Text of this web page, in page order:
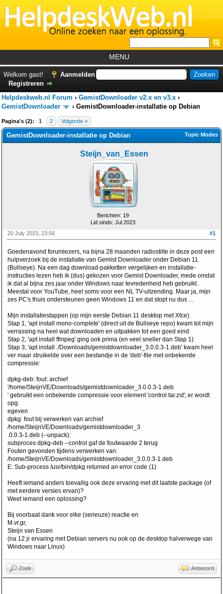
MENU
Foutcodes
GemistDownloader
Forum
Welkom gast!
Aanmelden
Registreren
Helpdeskweb.nl Forum › GemistDownloader v2.x en v3.x ›
GemistDownloader
› GemistDownloader-installatie op Debian
Pagina's (2): 1 2 Volgende »
Topic Modes
GemistDownloader-installatie op Debian
Steijn_van_Essen
Berichten: 19
Lid sinds: Jul 2023
#1
20 July 2023, 23:56
Goedenavond forumlezers, na bijna 28 maanden radiostilte in deze post een
hulpverzoek bij de installatie van Gemist Downloader onder Debian 11
(Bullseye). Na een dag download-pakketten vergelijken en installatie-
instructies lezen heb ik (dus) gekozen voor Gemist Downloader, mede omdat
ik dat al bijna zes jaar onder Windows naar tevredenheid heb gebruikt.
Meestal voor YouTube, heel soms voor een NL TV-uitzending. Maar ja, mijn
zes PC's thuis ondersteunen geen Windows 11 en dat stopt nu dus ...
Mijn installatiestappen (op mijn eerste Debian 11 desktop met Xfce):
Stap 1, 'apt install mono-complete' (direct uit de Bullseye repo) kwam tot mijn
verrassing na heel wat downloaden en uitpakken tot een goed eind
Stap 2, 'apt install ffmpeg' ging ook prima (en veel sneller dan Stap 1)
Stap 3, 'apt install ./Downloads/gemistdownloader_3.0.0.3-1.deb' kwam heel
ver maar struikelde over een bestandje in de 'deb'-file met onbekende
compressie:
dpkg-deb: fout: archief
'/home/SteijnVE/Downloads/gemistdownloader_3.0.0.3-1.deb
' gebruikt een onbekende compressie voor element 'control.tar.zst'; er wordt
opg
egeven
dpkg: fout bij verwerken van archief
/home/SteijnVE/Downloads/gemistdownloader_3
.0.0.3-1.deb (--unpack):
subproces dpkg-deb --control gaf de foutwaarde 2 terug
Fouten gevonden tijdens verwerken van:
/home/SteijnVE/Downloads/gemistdownloader_3.0.0.3-1.deb
E: Sub-process /usr/bin/dpkg returned an error code (1)
Heeft iemand anders toevallig ook deze ervaring met dit laatste package (of
met eerdere versies ervan)?
Weet iemand een oplossing?
Bij voorbaat dank voor elke (serieuze) reactie en
M.vr.gr,
Steijn van Essen
(na 12 jr ervaring met Debian servers nu ook op de desktop halverwege van
Windows naar Linux)
Zoek Antwoord